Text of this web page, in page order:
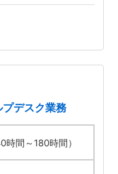
デスク業務
時間～180時間）